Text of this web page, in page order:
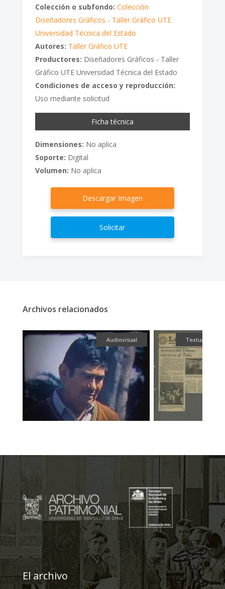
Colección o subfondo: Colección
Diseñadores Gráficos - Taller Gráfico UTE
Universidad Técnica del Estado
Autores: Taller Gráfico UTE
Productores: Diseñadores Gráficos - Taller
Gráfico UTE Universidad Técnica del Estado
Condiciones de acceso y reproducción:
Uso mediante solicitud
Ficha técnica
Dimensiones: No aplica
Soporte: Digital
Volumen: No aplica
Descargar Imagen
Solicitar
Archivos relacionados
Audiovisual Textual
El archivo